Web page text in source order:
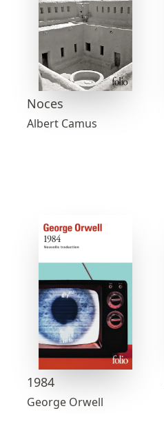
Noces
Albert Camus
1984
George Orwell